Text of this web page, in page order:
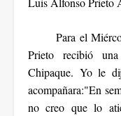
Para el
Prieto recibió
Chipaque. Yo le
acompañara:"En
no creo que lo